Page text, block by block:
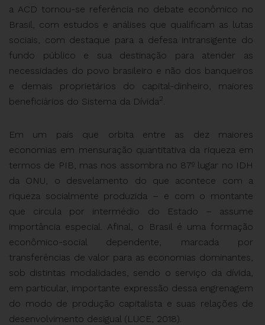
a ACD tornou-se referência no debate econômico no
Brasil, com estudos e análises que qualificam as lutas
sociais, com destaque para a defesa intransigente do
fundo público e sua destinação para atender as
necessidades do povo brasileiro e não dos banqueiros
e demais proprietários do capital-dinheiro, maiores
beneficiários do Sistema da Dívida2.
Em um país que orbita entre as dez maiores
economias em mensuração quantitativa da riqueza em
termos de PIB, mas nos assombra no 87º lugar no IDH
da ONU, o desvelamento do que acontece com a
riqueza socialmente produzida – e com o montante
que circula por intermédio do Estado – assume
importância especial. Afinal, o Brasil é uma formação
econômico-social dependente, marcada por
transferências de valor para as economias dominantes,
sob distintas modalidades, sendo o serviço da dívida,
em particular, importante expressão dessa engrenagem
do modo de produção capitalista e suas relações de
desenvolvimento desigual (LUCE, 2018).